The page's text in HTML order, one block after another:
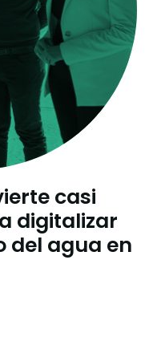
casi
digitalizar
del agua en